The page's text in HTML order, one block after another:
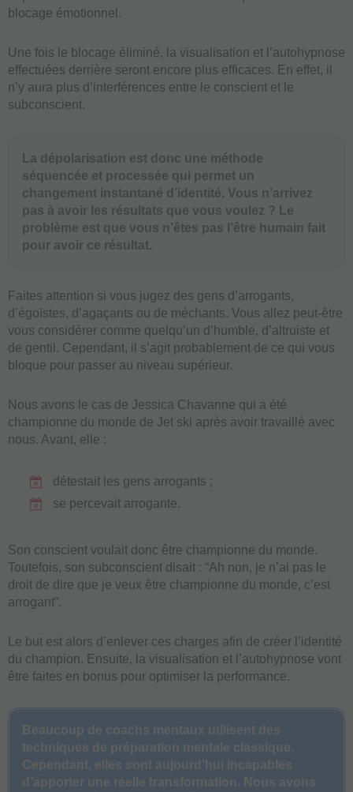
blocage émotionnel.
Une fois le blocage éliminé, la visualisation et l’autohypnose
effectuées derrière seront encore plus efficaces. En effet, il
n’y aura plus d’interférences entre le conscient et le
subconscient.
La dépolarisation est donc une méthode
séquencée et processée qui permet un
changement instantané d’identité. Vous n’arrivez
pas à avoir les résultats que vous voulez ? Le
problème est que vous n’êtes pas l’être humain fait
pour avoir ce résultat.
Faites attention si vous jugez des gens d’arrogants,
d’égoïstes, d’agaçants ou de méchants. Vous allez peut-être
vous considérer comme quelqu’un d’humble, d’altruiste et
de gentil. Cependant, il s’agit probablement de ce qui vous
bloque pour passer au niveau supérieur.
Nous avons le cas de Jessica Chavanne qui a été
championne du monde de Jet ski après avoir travaillé avec
nous. Avant, elle :
détestait les gens arrogants ;
se percevait arrogante.
Son conscient voulait donc être championne du monde.
Toutefois, son subconscient disait : “Ah non, je n’ai pas le
droit de dire que je veux être championne du monde, c’est
arrogant”.
Le but est alors d’enlever ces charges afin de créer l’identité
du champion. Ensuite, la visualisation et l’autohypnose vont
être faites en bonus pour optimiser la performance.
Beaucoup de coachs mentaux utilisent des
techniques de préparation mentale classique.
Cependant, elles sont aujourd’hui incapables
d’apporter une réelle transformation. Nous avons